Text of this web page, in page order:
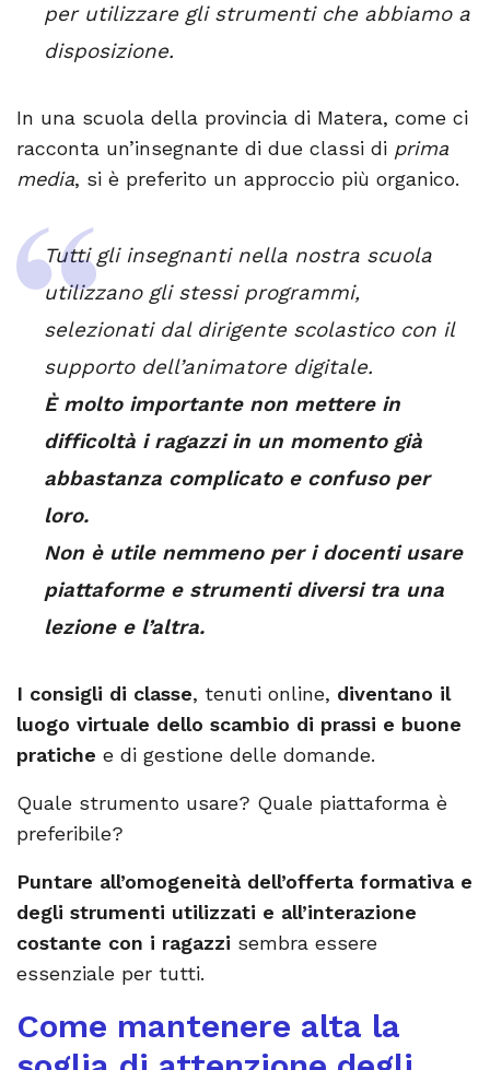
per utilizzare gli strumenti che abbiamo a
disposizione.
In una scuola della provincia di Matera, come ci
racconta un’insegnante di due classi di prima
media, si è preferito un approccio più organico.
Tutti gli insegnanti nella nostra scuola
utilizzano gli stessi programmi,
selezionati dal dirigente scolastico con il
supporto dell’animatore digitale.
È molto importante non mettere in
difficoltà i ragazzi in un momento già
abbastanza complicato e confuso per
loro.
Non è utile nemmeno per i docenti usare
piattaforme e strumenti diversi tra una
lezione e l’altra.
I consigli di classe, tenuti online, diventano il
luogo virtuale dello scambio di prassi e buone
pratiche e di gestione delle domande.
Quale strumento usare? Quale piattaforma è
preferibile?
Puntare all’omogeneità dell’offerta formativa e
degli strumenti utilizzati e all’interazione
costante con i ragazzi sembra essere
essenziale per tutti.
Come mantenere alta la